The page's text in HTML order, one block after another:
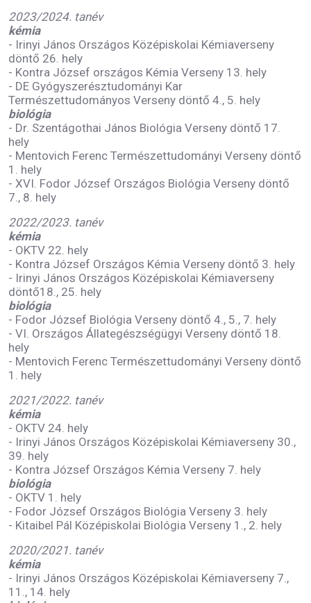
2023/2024. tanév
kémia
- Irinyi János Országos Középiskolai Kémiaverseny
döntő 26. hely
- Kontra József országos Kémia Verseny 13. hely
- DE Gyógyszerésztudományi Kar
Természettudományos Verseny döntő 4., 5. hely
biológia
- Dr. Szentágothai János Biológia Verseny döntő 17.
hely
- Mentovich Ferenc Természettudományi Verseny döntő
1. hely
- XVI. Fodor József Országos Biológia Verseny döntő
7., 8. hely
2022/2023. tanév
kémia
- OKTV 22. hely
- Kontra József Országos Kémia Verseny döntő 3. hely
- Irinyi János Országos Középiskolai Kémiaverseny
döntő18., 25. hely
biológia
- Fodor József Biológia Verseny döntő 4., 5., 7. hely
- VI. Országos Állategészségügyi Verseny döntő 18.
hely
- Mentovich Ferenc Természettudományi Verseny döntő
1. hely
2021/2022. tanév
kémia
- OKTV 24. hely
- Irinyi János Országos Középiskolai Kémiaverseny 30.,
39. hely
- Kontra József Országos Kémia Verseny 7. hely
biológia
- OKTV 1. hely
- Fodor József Országos Biológia Verseny 3. hely
- Kitaibel Pál Középiskolai Biológia Verseny 1., 2. hely
2020/2021. tanév
kémia
- Irinyi János Országos Középiskolai Kémiaverseny 7.,
11., 14. hely